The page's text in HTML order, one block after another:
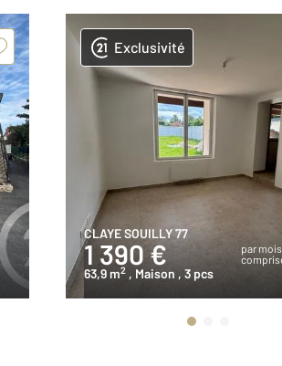
Exclusivité
CLAYE SOUILLY 77
1 390 €
par
63,9 m2 , Maison , 3 pcs